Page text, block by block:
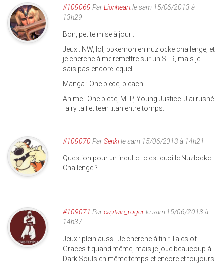
#109069 ParLionheartle sam 15/06/2013 à
13h29
Bon, petite mise à jour :
Jeux : NW, lol, pokemon en nuzlocke challenge, et
je cherche à me remettre sur un STR, mais je
sais pas encore lequel
Manga : One piece, bleach
Anime : One piece, MLP, Young Justice. J'ai rushé
fairy tail et teen titan entre tomps.
#109070 ParSenkile sam 15/06/2013 à 14h21
Question pour un inculte : c'est quoi le Nuzlocke
Challenge ?
#109071 Parcaptain_rogerle sam 15/06/2013 à
14h37
Jeux : plein aussi. Je cherche à finir Tales of
Graces f quand même, mais je joue beaucoup à
Dark Souls en même temps et encore et toujours